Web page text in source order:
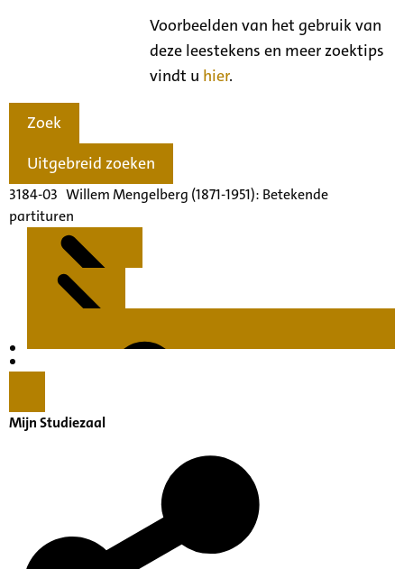
Voorbeelden van het gebruik van
deze leestekens en meer zoektips
vindt u hier.
Zoek
Uitgebreid zoeken
3184-03 Willem Mengelberg (1871-1951): Betekende
partituren
Mijn Studiezaal